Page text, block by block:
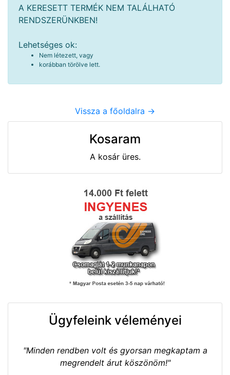
A KERESETT TERMÉK NEM TALÁLHATÓ
RENDSZERÜNKBEN!
Lehetséges ok:
Nem létezett, vagy
korábban törölve lett.
Vissza a főoldalra ->
Kosaram
A kosár üres.
Ügyfeleink véleményei
"Minden rendben volt és gyorsan megkaptam a
megrendelt árut köszönöm!"